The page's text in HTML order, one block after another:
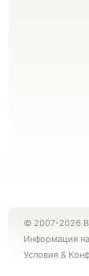
© 2007-2026
Информация
Условия &